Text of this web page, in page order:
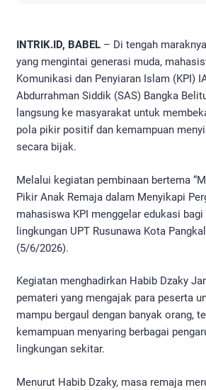
INTRIK.ID, BABEL – Di tengah
yang mengintai generasi muda,
Komunikasi dan Penyiaran Islam (KPI)
Abdurrahman Siddik (SAS) Bangka
langsung ke masyarakat untuk
pola pikir positif dan kemampuan
secara bijak.
Melalui kegiatan pembinaan bertema
Pikir Anak Remaja dalam Menyikapi
mahasiswa KPI menggelar edukasi
lingkungan UPT Rusunawa Kota
(5/6/2026).
Kegiatan menghadirkan Habib Dzaky
pemateri yang mengajak para peserta
mampu bergaul dengan banyak orang,
kemampuan menyaring berbagai
lingkungan sekitar.
Menurut Habib Dzaky, masa remaja